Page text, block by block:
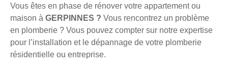
Vous êtes en phase de rénover votre appartement ou
maison à GERPINNES ? Vous rencontrez un problème
en plomberie ? Vous pouvez compter sur notre expertise
pour l’installation et le dépannage de votre plomberie
résidentielle ou entreprise.